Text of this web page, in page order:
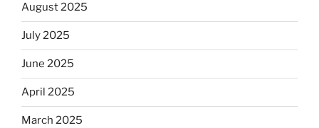
August 2025
July 2025
June 2025
April 2025
March 2025